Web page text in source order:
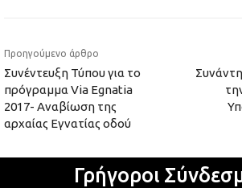
Προηγούμενο άρθρο
Συνέντευξη Τύπου για το
πρόγραμμα Via Egnatia
2017- Αναβίωση της
αρχαίας Εγνατίας οδού
Γρήγοροι